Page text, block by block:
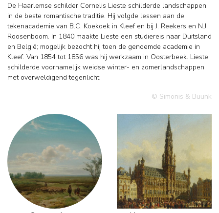
De Haarlemse schilder Cornelis Lieste schilderde landschappen
in de beste romantische traditie. Hij volgde lessen aan de
tekenacademie van B.C. Koekoek in Kleef en bij J. Reekers en N.J.
Roosenboom. In 1840 maakte Lieste een studiereis naar Duitsland
en België; mogelijk bezocht hij toen de genoemde academie in
Kleef. Van 1854 tot 1856 was hij werkzaam in Oosterbeek. Lieste
schilderde voornamelijk weidse winter- en zomerlandschappen
met overweldigend tegenlicht.
© Simonis & Buunk